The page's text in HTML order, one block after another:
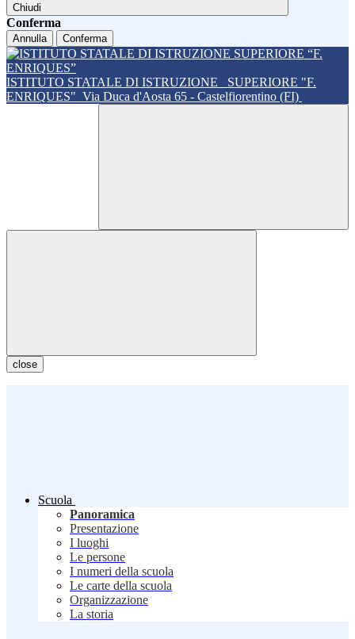
Chiudi
Conferma
Annulla Conferma
ISTITUTO STATALE DI ISTRUZIONE
SUPERIORE "F.
ENRIQUES" Via Duca d'Aosta 65 - Castelfiorentino (FI)
close
Scuola
Panoramica
Presentazione
I luoghi
Le persone
I numeri della scuola
Le carte della scuola
Organizzazione
La storia